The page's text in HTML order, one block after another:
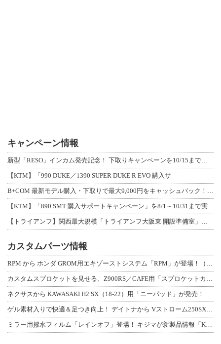
キャンペーン情報
新型「RESO」インカム発売記念！ 下取りキャンペーンを10/15まで延長して開
【KTM】「990 DUKE／1390 SUPER DUKE R EVO 購入サ
B+COM 最新モデル購入・下取りで最大9,000円をキャッシュバック！「B+F
【KTM】「890 SMT 購入サポートキャンペーン」を8/1～10/31まで実
【トライアンフ】関西最大規模「トライアンフ大阪東 開設準備室」がオープン！ 限定
カスタムパーツ情報
RPM から ホンダ GROM用エキゾーストシステム「RPM」が登場！（動画あり
カスタムスプロケットを見せる、Z900RS／CAFE用「スプロケットカバーフルキ
ネクサスから KAWASAKI H2 SX（18-22）用「ニーパッド」が発売！
ゲル素材入りで快適＆足つき向上！ デイトナから Vストローム250SX用「快適ロ
ミラー用撥水フィルム「レインオフ」登場！ キジマが新製品情報「KIJIMA NE